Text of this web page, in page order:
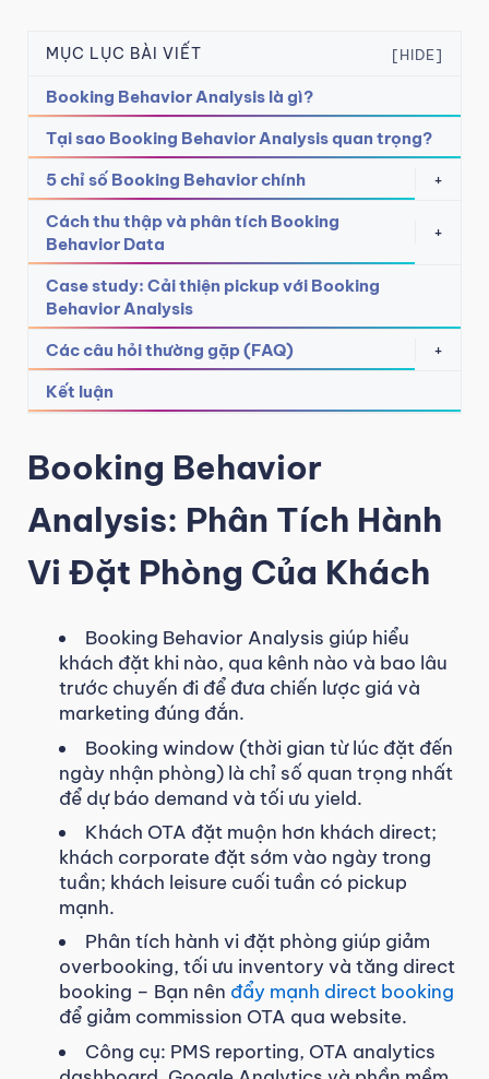
MỤC LỤC BÀI VIẾT [HIDE]
Booking Behavior Analysis là gì?
Tại sao Booking Behavior Analysis quan trọng?
5 chỉ số Booking Behavior chính
+
Cách thu thập và phân tích Booking
Behavior Data
+
Case study: Cải thiện pickup với Booking
Behavior Analysis
Các câu hỏi thường gặp (FAQ)
+
Kết luận
Booking Behavior
Analysis: Phân Tích Hành
Vi Đặt Phòng Của Khách
Booking Behavior Analysis giúp hiểu
khách đặt khi nào, qua kênh nào và bao lâu
trước chuyến đi để đưa chiến lược giá và
marketing đúng đắn.
Booking window (thời gian từ lúc đặt đến
ngày nhận phòng) là chỉ số quan trọng nhất
để dự báo demand và tối ưu yield.
Khách OTA đặt muộn hơn khách direct;
khách corporate đặt sớm vào ngày trong
tuần; khách leisure cuối tuần có pickup
mạnh.
Phân tích hành vi đặt phòng giúp giảm
overbooking, tối ưu inventory và tăng direct
booking – Bạn nên đẩy mạnh direct booking
để giảm commission OTA qua website.
Công cụ: PMS reporting, OTA analytics